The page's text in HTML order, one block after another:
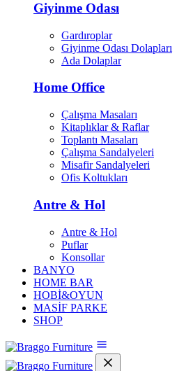
Giyinme Odası
Gardıroplar
Giyinme Odası Dolapları
Ada Dolaplar
Home Office
Çalışma Masaları
Kitaplıklar & Raflar
Toplantı Masaları
Çalışma Sandalyeleri
Misafir Sandalyeleri
Ofis Koltukları
Antre & Hol
Antre & Hol
Puflar
Konsollar
BANYO
HOME BAR
HOBİ&OYUN
MASİF PARKE
SHOP